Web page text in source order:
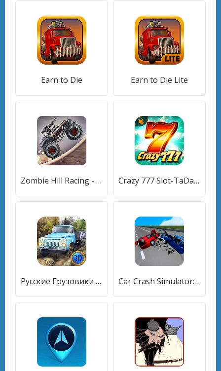
Earn to Die Earn to Die Lite
Zombie Hill Racing - Earn To Climb: Игры Про Зомби Crazy 777 Slot-TaDa Games
Русские Грузовики 3D Car Crash Simulator: Accident